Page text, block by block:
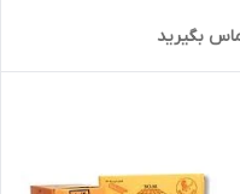
بگیرید